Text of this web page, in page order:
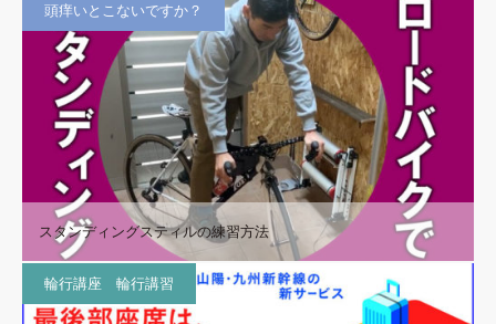
頭痒いとこないですか？
スタンディングスティルの練習方法
輪行講座 輪行講習